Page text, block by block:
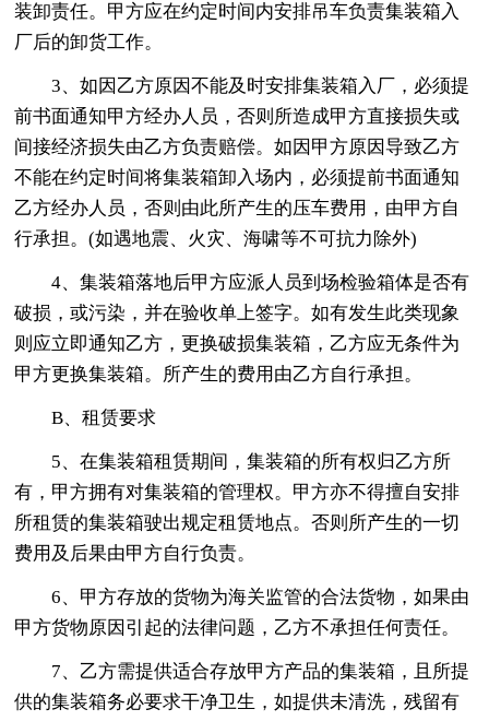
装卸责任。甲方应在约定时间内安排吊车负责集装箱入
厂后的卸货工作。
3、如因乙方原因不能及时安排集装箱入厂，必须提
前书面通知甲方经办人员，否则所造成甲方直接损失或
间接经济损失由乙方负责赔偿。如因甲方原因导致乙方
不能在约定时间将集装箱卸入场内，必须提前书面通知
乙方经办人员，否则由此所产生的压车费用，由甲方自
行承担。(如遇地震、火灾、海啸等不可抗力除外)
4、集装箱落地后甲方应派人员到场检验箱体是否有
破损，或污染，并在验收单上签字。如有发生此类现象
则应立即通知乙方，更换破损集装箱，乙方应无条件为
甲方更换集装箱。所产生的费用由乙方自行承担。
B、租赁要求
5、在集装箱租赁期间，集装箱的所有权归乙方所
有，甲方拥有对集装箱的管理权。甲方亦不得擅自安排
所租赁的集装箱驶出规定租赁地点。否则所产生的一切
费用及后果由甲方自行负责。
6、甲方存放的货物为海关监管的合法货物，如果由
甲方货物原因引起的法律问题，乙方不承担任何责任。
7、乙方需提供适合存放甲方产品的集装箱，且所提
供的集装箱务必要求干净卫生，如提供未清洗，残留有